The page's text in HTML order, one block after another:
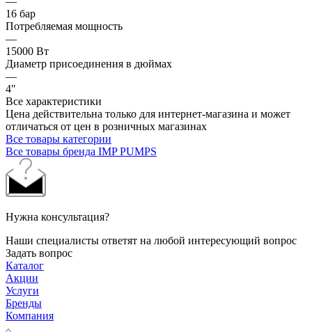
16 бар
Потребляемая мощность
—
15000 Вт
Диаметр присоединения в дюймах
—
4″
Все характеристики
Цена действительна только для интернет-магазина и может
отличаться от цен в розничных магазинах
Все товары категории
Все товары бренда IMP PUMPS
Нужна консультация?
Наши специалисты ответят на любой интересующий вопрос
Задать вопрос
Каталог
Акции
Услуги
Бренды
Компания